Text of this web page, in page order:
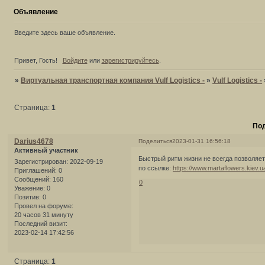
Объявление
Введите здесь ваше объявление.
Привет, Гость! Войдитеили зарегистрируйтесь.
»Виртуальная транспортная компания Vulf Logistics - »Vulf Logistics -
Страница: 1
Поделиться2023-01-31 16:56:18
Darius4678
Активный участник
Зарегистрирован: 2022-09-19
Приглашений: 0
Сообщений: 160
Уважение: 0
Позитив: 0
Провел на форуме:
20 часов 31 минуту
Последний визит:
2023-02-14 17:42:56
Быстрый ритм жизни не всегда
по ссылке:https://
0
Страница:1